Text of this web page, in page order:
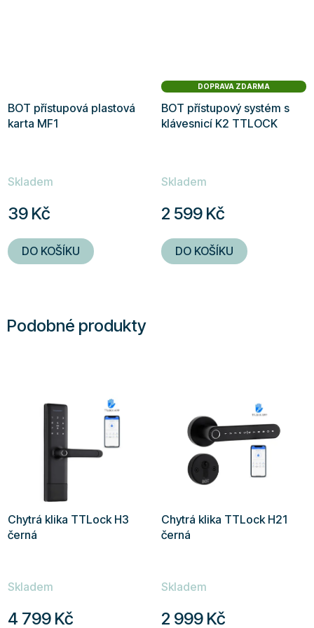
BOT přístupová plastová
karta MF1
Skladem
39 Kč
DO KOŠÍKU
DOPRAVA ZDARMA
BOT přístupový systém s
klávesnicí K2 TTLOCK
Skladem
2 599 Kč
DO KOŠÍKU
Podobné produkty
Chytrá klika TTLock H3
černá
hodnocení
Skladem
4 799 Kč
Chytrá klika TTLock H21
černá
hodnocení
Skladem
2 999 Kč